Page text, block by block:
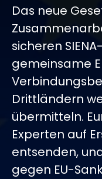
Das neue
sicheren
gemeinsame
Drittländern
übermitteln.
Experten auf
entsenden,
gegen EU-